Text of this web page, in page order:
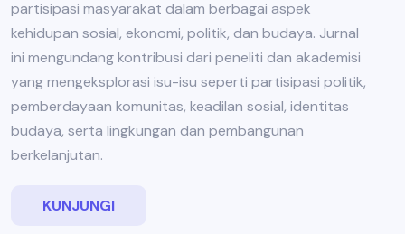
partisipasi masyarakat dalam berbagai aspek
kehidupan sosial, ekonomi, politik, dan budaya. Jurnal
ini mengundang kontribusi dari peneliti dan akademisi
yang mengeksplorasi isu-isu seperti partisipasi politik,
pemberdayaan komunitas, keadilan sosial, identitas
budaya, serta lingkungan dan pembangunan
berkelanjutan.
KUNJUNGI